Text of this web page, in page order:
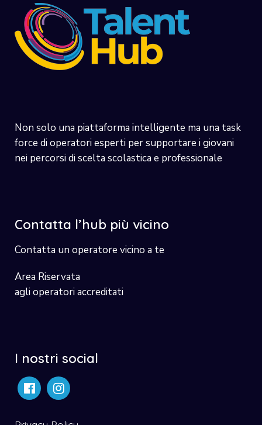
Non solo una piattaforma intelligente ma una task
force di operatori esperti per supportare i giovani
nei percorsi di scelta scolastica e professionale
Contatta l’hub più vicino
Contatta un operatore vicino a te
Area Riservata
agli operatori accreditati
I nostri social